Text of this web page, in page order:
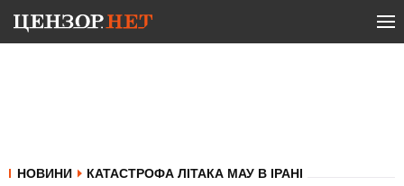
НОВИНИ КАТАСТРОФА ЛІТАКА МАУ В ІРАНІ